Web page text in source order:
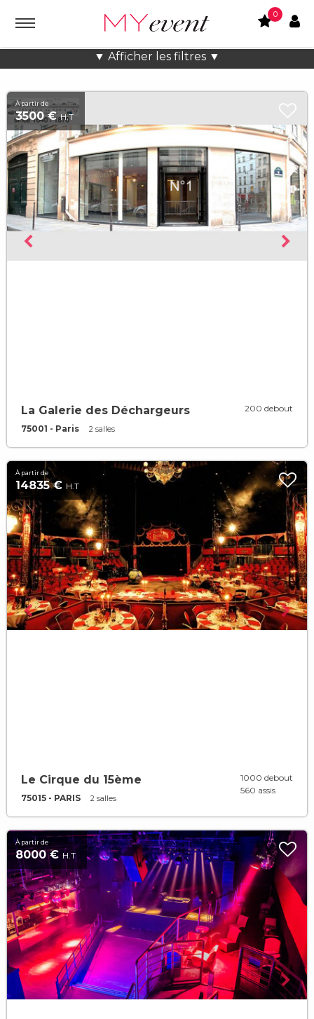
0
▼ Afficher les filtres ▼
Location lieux et salles atypiques
À partir de
3500 €H.T
La Galerie des Déchargeurs
75001 - Paris 2 salles
200 debout
À partir de
14835 € H.T
Le Cirque du 15ème
75015 - PARIS 2 salles
1000 debout
560 assis
À partir de
8000 € H.T